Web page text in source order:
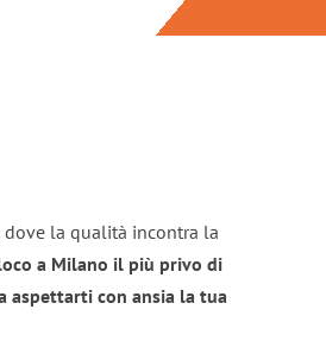
la qualità incontra la
a Milano il più privo di
aspettarti con ansia la tua